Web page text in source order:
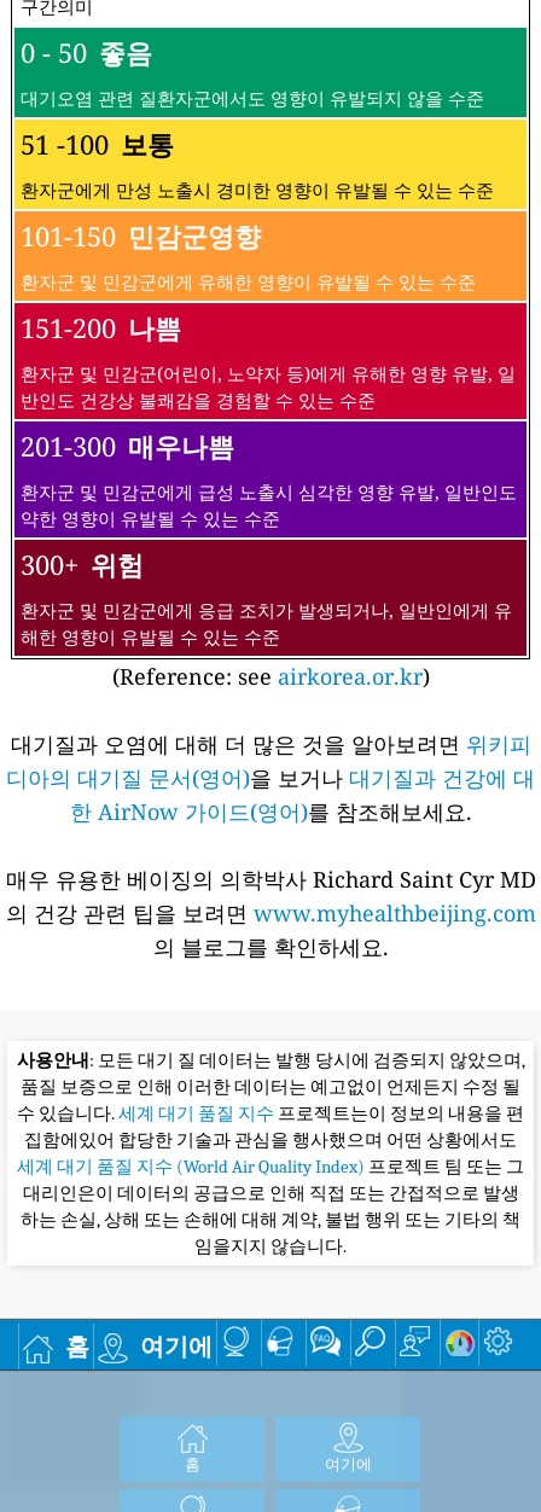
구간의미
0 - 50 좋음
대기오염 관련 질환자군에서도 영향이 유발되지 않을 수준
51 -100 보통
환자군에게 만성 노출시 경미한 영향이 유발될 수 있는 수준
101-150 민감군영향
환자군 및 민감군에게 유해한 영향이 유발될 수 있는 수준
151-200 나쁨
환자군 및 민감군(어린이, 노약자 등)에게 유해한 영향 유발, 일
반인도 건강상 불쾌감을 경험할 수 있는 수준
201-300 매우나쁨
환자군 및 민감군에게 급성 노출시 심각한 영향 유발, 일반인도
약한 영향이 유발될 수 있는 수준
300+ 위험
환자군 및 민감군에게 응급 조치가 발생되거나, 일반인에게 유
해한 영향이 유발될 수 있는 수준
(Reference: see airkorea.or.kr)
대기질과 오염에 대해 더 많은 것을 알아보려면 위키피
디아의 대기질 문서(영어)을 보거나 대기질과 건강에 대
한 AirNow 가이드(영어)를 참조해보세요.
매우 유용한 베이징의 의학박사 Richard Saint Cyr MD
의 건강 관련 팁을 보려면 www.myhealthbeijing.com
의 블로그를 확인하세요.
사용안내: 모든 대기 질 데이터는 발행 당시에 검증되지 않았으며,
품질 보증으로 인해 이러한 데이터는 예고없이 언제든지 수정 될
수 있습니다.세계 대기 품질 지수 프로젝트는이 정보의 내용을 편
집함에있어 합당한 기술과 관심을 행사했으며 어떤 상황에서도
세계 대기 품질 지수 (World Air Quality Index) 프로젝트 팀 또는 그
대리인은이 데이터의 공급으로 인해 직접 또는 간접적으로 발생
하는 손실, 상해 또는 손해에 대해 계약, 불법 행위 또는 기타의 책
임을지지 않습니다.
홈 여기에
홈 여기에